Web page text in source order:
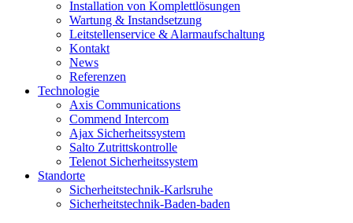
Installation von Komplettlösungen
Wartung & Instandsetzung
Leitstellenservice & Alarmaufschaltung
Kontakt
News
Referenzen
Technologie
Axis Communications
Commend Intercom
Ajax Sicherheitssystem​
Salto Zutrittskontrolle
Telenot Sicherheitssystem
Standorte
Sicherheitstechnik-Karlsruhe
Sicherheitstechnik-Baden-baden